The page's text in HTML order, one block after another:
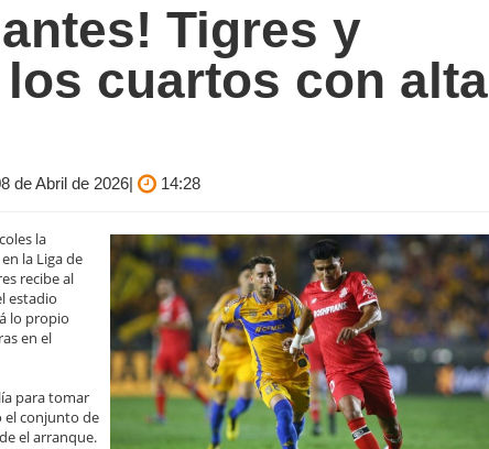
Tigres y
cuartos con alta
de Abril de 2026| 14:28
la
la Liga de
recibe al
estadio
lo propio
en el
para tomar
el conjunto de
el arranque.